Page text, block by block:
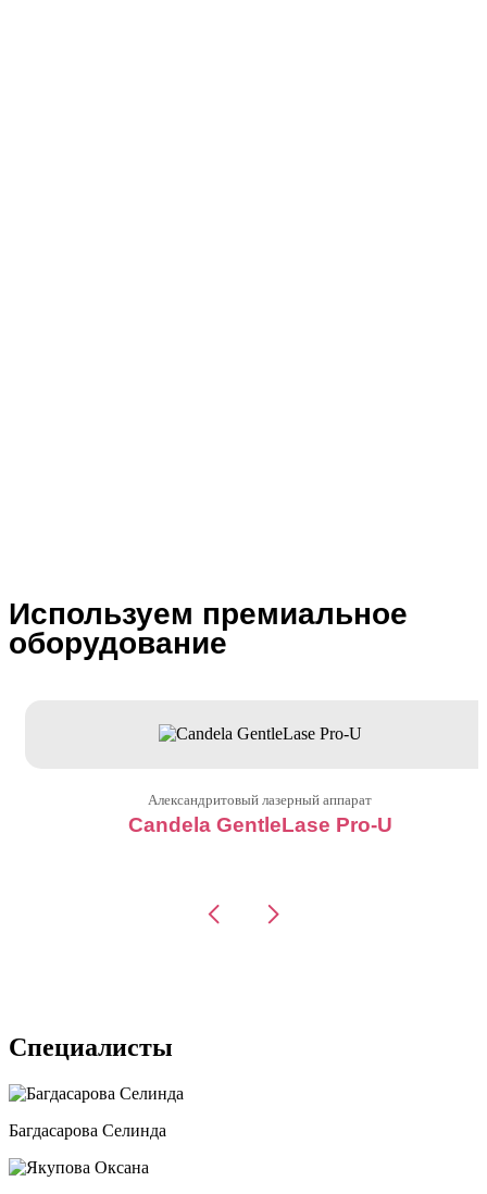
Используем премиальное
оборудование
Александритовый лазерный аппарат
Candela GentleLase Pro-U
Специалисты
Багдасарова Селинда